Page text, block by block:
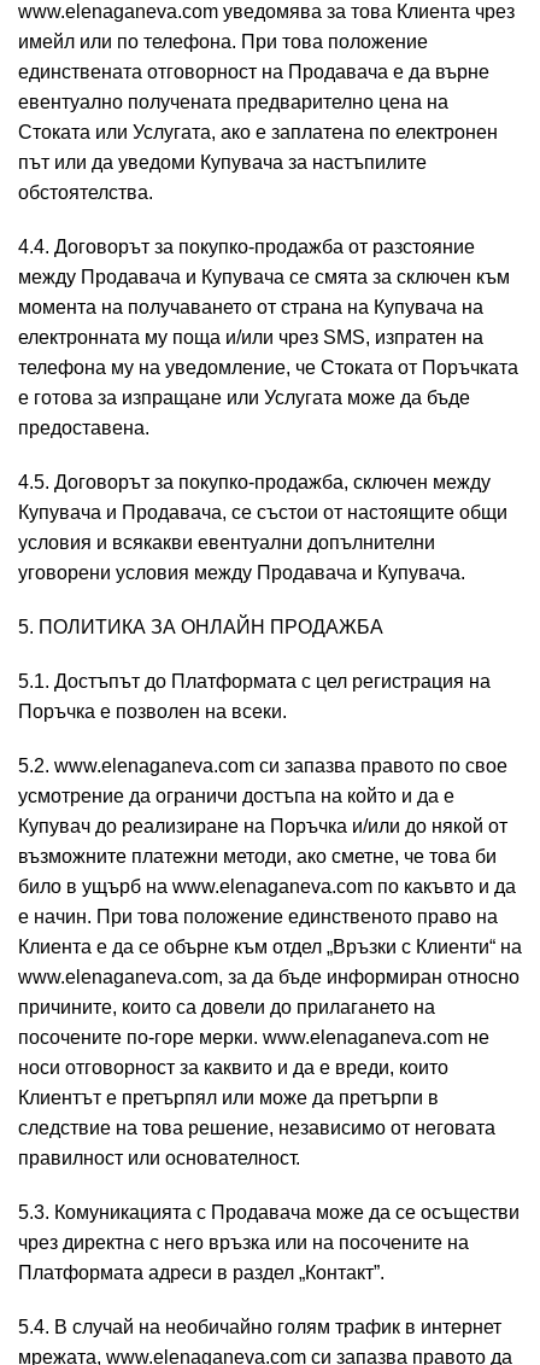
www.elenaganeva.com уведомява за това Клиента чрез
имейл или по телефона. При това положение
единствената отговорност на Продавача е да върне
евентуално получената предварително цена на
Стоката или Услугата, ако е заплатена по електронен
път или да уведоми Купувача за настъпилите
обстоятелства.
4.4. Договорът за покупко-продажба от разстояние
между Продавача и Купувача се смята за сключен към
момента на получаването от страна на Купувача на
електронната му поща и/или чрез SMS, изпратен на
телефона му на уведомление, че Стоката от Поръчката
е готова за изпращане или Услугата може да бъде
предоставена.
4.5. Договорът за покупко-продажба, сключен между
Купувача и Продавача, се състои от настоящите общи
условия и всякакви евентуални допълнителни
уговорени условия между Продавача и Купувача.
5. ПОЛИТИКА ЗА ОНЛАЙН ПРОДАЖБА
5.1. Достъпът до Платформата с цел регистрация на
Поръчка е позволен на всеки.
5.2. www.elenaganeva.com си запазва правото по свое
усмотрение да ограничи достъпа на който и да е
Купувач до реализиране на Поръчка и/или до някой от
възможните платежни методи, ако сметне, че това би
било в ущърб на www.elenaganeva.com по какъвто и да
е начин. При това положение единственото право на
Клиента е да се обърне към отдел „Връзки с Клиенти“ на
www.elenaganeva.com, за да бъде информиран относно
причините, които са довели до прилагането на
посочените по-горе мерки. www.elenaganeva.com не
носи отговорност за каквито и да е вреди, които
Клиентът е претърпял или може да претърпи в
следствие на това решение, независимо от неговата
правилност или основателност.
5.3. Комуникацията с Продавача може да се осъществи
чрез директна с него връзка или на посочените на
Платформата адреси в раздел „Контакт”.
5.4. В случай на необичайно голям трафик в интернет
мрежата, www.elenaganeva.com си запазва правото да